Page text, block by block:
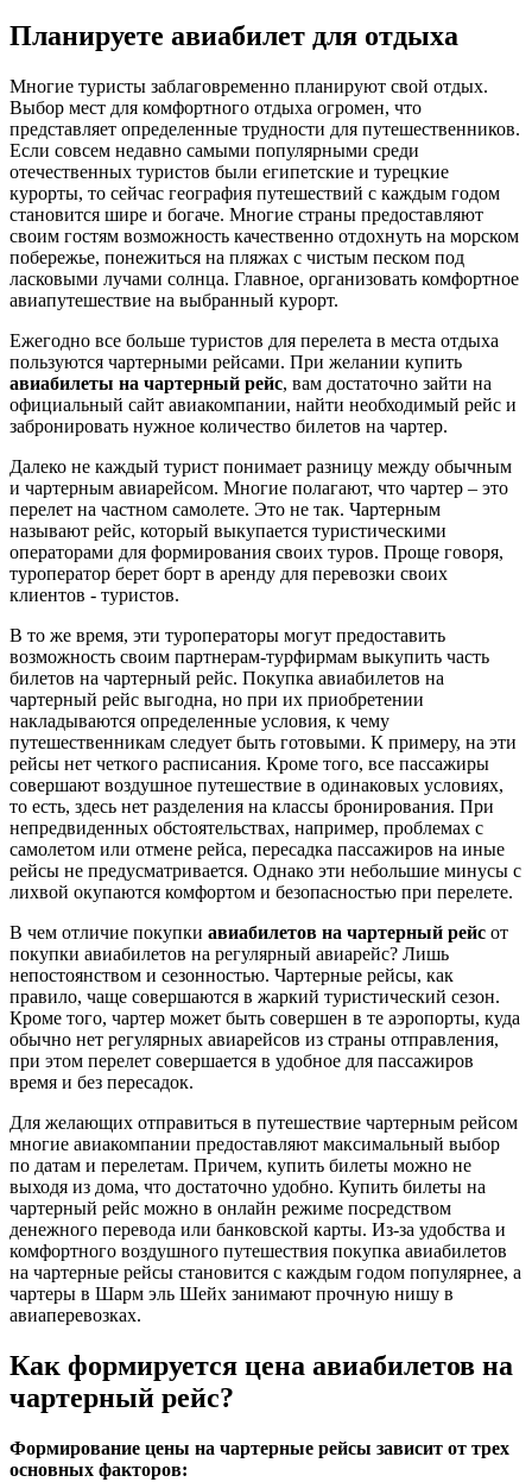
Планируете авиабилет для отдыха
Многие туристы заблаговременно планируют свой отдых.
Выбор мест для комфортного отдыха огромен, что
представляет определенные трудности для путешественников.
Если совсем недавно самыми популярными среди
отечественных туристов были египетские и турецкие
курорты, то сейчас география путешествий с каждым годом
становится шире и богаче. Многие страны предоставляют
своим гостям возможность качественно отдохнуть на морском
побережье, понежиться на пляжах с чистым песком под
ласковыми лучами солнца. Главное, организовать комфортное
авиапутешествие на выбранный курорт.
Ежегодно все больше туристов для перелета в места отдыха
пользуются чартерными рейсами. При желании купить
авиабилеты на чартерный рейс, вам достаточно зайти на
официальный сайт авиакомпании, найти необходимый рейс и
забронировать нужное количество билетов на чартер.
Далеко не каждый турист понимает разницу между обычным
и чартерным авиарейсом. Многие полагают, что чартер – это
перелет на частном самолете. Это не так. Чартерным
называют рейс, который выкупается туристическими
операторами для формирования своих туров. Проще говоря,
туроператор берет борт в аренду для перевозки своих
клиентов - туристов.
В то же время, эти туроператоры могут предоставить
возможность своим партнерам-турфирмам выкупить часть
билетов на чартерный рейс. Покупка авиабилетов на
чартерный рейс выгодна, но при их приобретении
накладываются определенные условия, к чему
путешественникам следует быть готовыми. К примеру, на эти
рейсы нет четкого расписания. Кроме того, все пассажиры
совершают воздушное путешествие в одинаковых условиях,
то есть, здесь нет разделения на классы бронирования. При
непредвиденных обстоятельствах, например, проблемах с
самолетом или отмене рейса, пересадка пассажиров на иные
рейсы не предусматривается. Однако эти небольшие минусы с
лихвой окупаются комфортом и безопасностью при перелете.
В чем отличие покупки авиабилетов на чартерный рейс от
покупки авиабилетов на регулярный авиарейс? Лишь
непостоянством и сезонностью. Чартерные рейсы, как
правило, чаще совершаются в жаркий туристический сезон.
Кроме того, чартер может быть совершен в те аэропорты, куда
обычно нет регулярных авиарейсов из страны отправления,
при этом перелет совершается в удобное для пассажиров
время и без пересадок.
Для желающих отправиться в путешествие чартерным рейсом
многие авиакомпании предоставляют максимальный выбор
по датам и перелетам. Причем, купить билеты можно не
выходя из дома, что достаточно удобно. Купить билеты на
чартерный рейс можно в онлайн режиме посредством
денежного перевода или банковской карты. Из-за удобства и
комфортного воздушного путешествия покупка авиабилетов
на чартерные рейсы становится с каждым годом популярнее, а
чартеры в Шарм эль Шейх занимают прочную нишу в
авиаперевозках.
Как формируется цена авиабилетов на
чартерный рейс?
Формирование цены на чартерные рейсы зависит от трех
основных факторов: